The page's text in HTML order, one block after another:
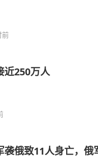
前
近250万人
俄致11人身亡，俄